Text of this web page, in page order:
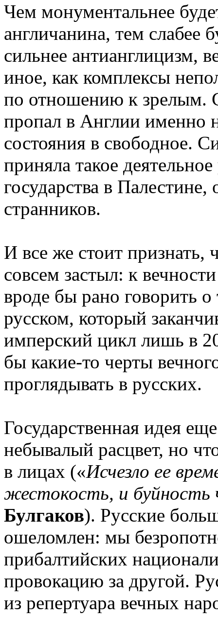
Чем монументальнее
англичанина, тем слабее
сильнее антианглицизм,
иное, как комплексы
по отношению к зрелым.
пропал в Англии именно
состояния в свободное.
приняла такое
государства в
странников.
И все же стоит признать,
совсем застыл: к
вроде бы рано говорить
русском, который
имперский цикл лишь в
бы какие-то черты
проглядывать в русских.
Государственная идея
небывалый расцвет, но
в лицах («Исчезло ее
жестокость, и буйность
Булгаков). Русские
ошеломлен: мы
прибалтийских
провокацию за другой.
из репертуара вечных